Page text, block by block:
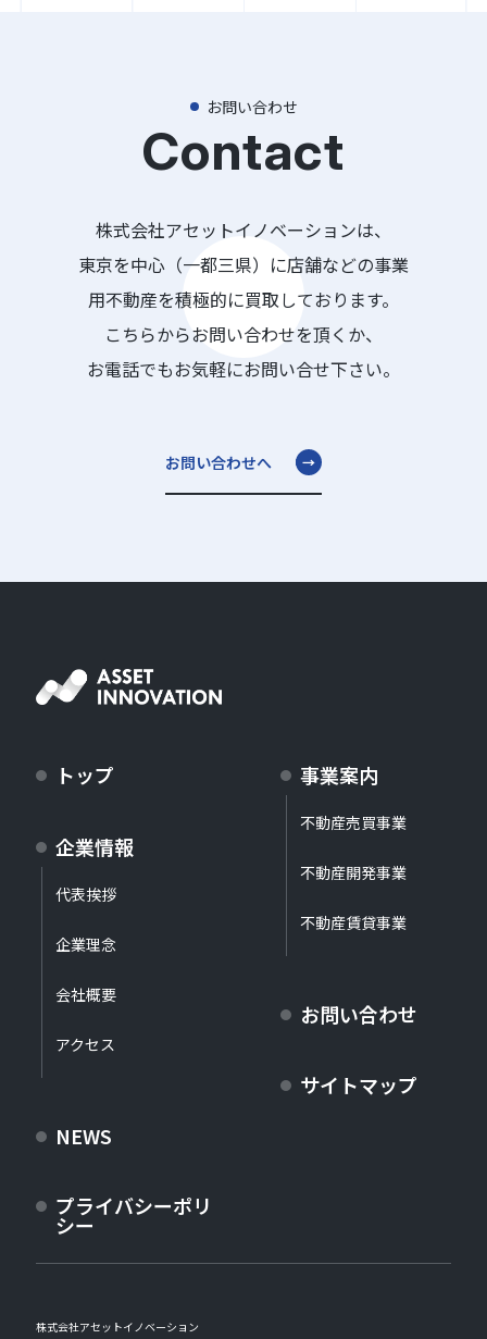
お問い合わせ
Contact
株式会社アセットイノベーションは、
東京を中心（一都三県）に店舗などの事業
用不動産を積極的に買取しております。
こちらからお問い合わせを頂くか、
お電話でもお気軽にお問い合せ下さい。
お問い合わせへ
株式会社アセットイノベーション
トップ
企業情報
代表挨拶
企業理念
会社概要
アクセス
NEWS
プライバシーポリ
シー
事業案内
不動産売買事業
不動産開発事業
不動産賃貸事業
お問い合わせ
サイトマップ